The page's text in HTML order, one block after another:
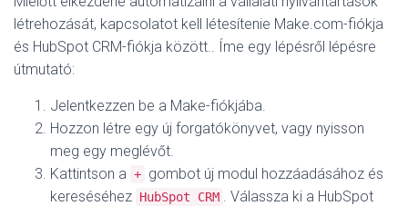
létrehozását, kapcsolatot kell létesítenie Make.com-fiókja
és HubSpot CRM-fiókja között.. Íme egy lépésről lépésre
útmutató:
Jelentkezzen be a Make-fiókjába.
Hozzon létre egy új forgatókönyvet, vagy nyisson
meg egy meglévőt.
Kattintson a + gombot új modul hozzáadásához és
kereséséhez HubSpot CRM . Válassza ki a HubSpot